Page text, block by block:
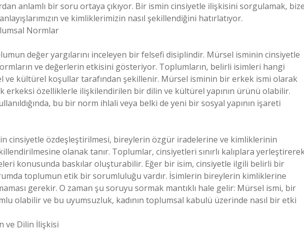
anlamlı bir soru ortaya çıkıyor. Bir ismin cinsiyetle ilişkisini sorgulamak,
ve kimliklerimizin nasıl şekillendiğini hatırlatıyor.
Normlar
değer yargılarını inceleyen bir felsefi disiplindir. Mürsel isminin cinsiyetle
ve değerlerin etkisini gösteriyor. Toplumların, belirli isimleri hangi
ve kültürel koşullar tarafından şekillenir. Mürsel isminin bir erkek ismi olarak
erkeksi özelliklerle ilişkilendirilen bir dilin ve kültürel yapının ürünü olabilir.
bu bir norm ihlali veya belki de yeni bir sosyal yapının işareti
cinsiyetle özdeşleştirilmesi, bireylerin özgür iradelerine ve kimliklerinin
olanak tanır. Toplumlar, cinsiyetleri sınırlı kalıplara
konusunda baskılar oluşturabilir. Eğer bir isim, cinsiyetle ilgili belirli bir
toplumun etik bir sorumluluğu vardır. İsimlerin bireylerin kimliklerine
gerekir. O zaman şu soruyu sormak mantıklı hale gelir: Mürsel ismi, bir
olabilir ve bu uyumsuzluk, kadının toplumsal kabulü üzerinde nasıl bir etki
ve Dilin İlişkisi